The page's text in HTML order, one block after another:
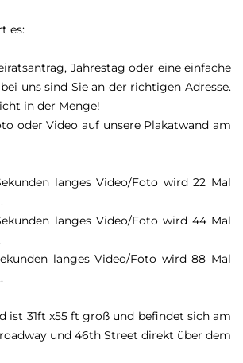
es:
Jahrestag oder eine einfache
uns sind Sie an der richtigen Adresse.
in der Menge!
oder Video auf unsere Plakatwand am
langes Video/Foto wird 22 Mal
langes Video/Foto wird 44 Mal
langes Video/Foto wird 88 Mal
ist 31ft x55 ft groß und befindet sich am
und 46th Street direkt über dem